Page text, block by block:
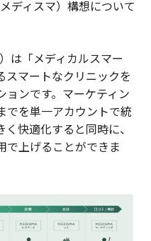
ディスマ）構想について
は「メディカルスマー
スマートなクリニックを
ョンです。マーケティン
でを単一アカウントで統
快適化すると同時に、
で上げることができま